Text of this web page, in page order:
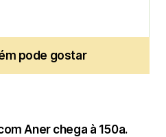
pode gostar
Aner chega à 150a.